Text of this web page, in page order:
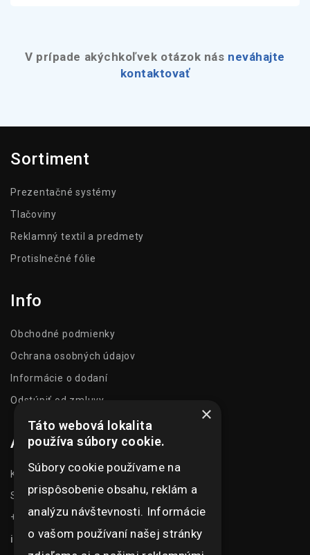
V prípade akýchkoľvek otázok nás neváhajte
kontaktovať
Sortiment
Prezentačné systémy
Tlačoviny
Reklamný textil a predmety
Protislnečné fólie
Info
Obchodné podmienky
Ochrana osobných údajov
Informácie o dodaní
Odstúpiť od zmluvy
Adresa
Kasarenská 1504/51
Senica 905 01
+421 948 073 915
info@ghexpo.sk
×
Táto webová lokalita
používa súbory cookie.
Súbory cookie používame na
prispôsobenie obsahu, reklám a
analýzu návštevnosti. Informácie
o vašom používaní našej stránky